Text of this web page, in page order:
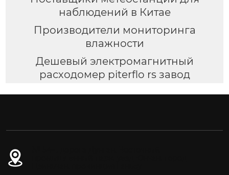
наблюдений в Китае
Производители мониторинга
влажности
Дешевый электромагнитный
расходомер piterflo rs завод